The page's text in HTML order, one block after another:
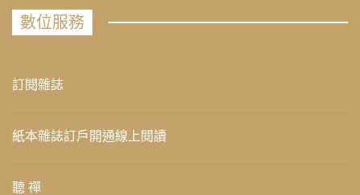
數位服務
訂閱雜誌
紙本雜誌訂戶開通線上閱讀
聽 禪